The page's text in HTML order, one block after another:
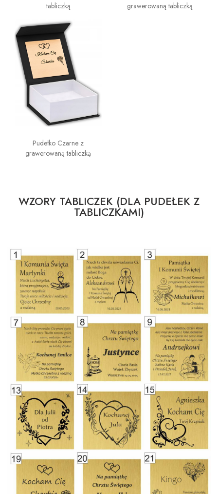
tabliczką
grawerowaną tabliczką
Pudełko Czarne z
grawerowaną tabliczką
WZORY TABLICZEK (DLA PUDEŁEK Z
TABLICZKAMI)